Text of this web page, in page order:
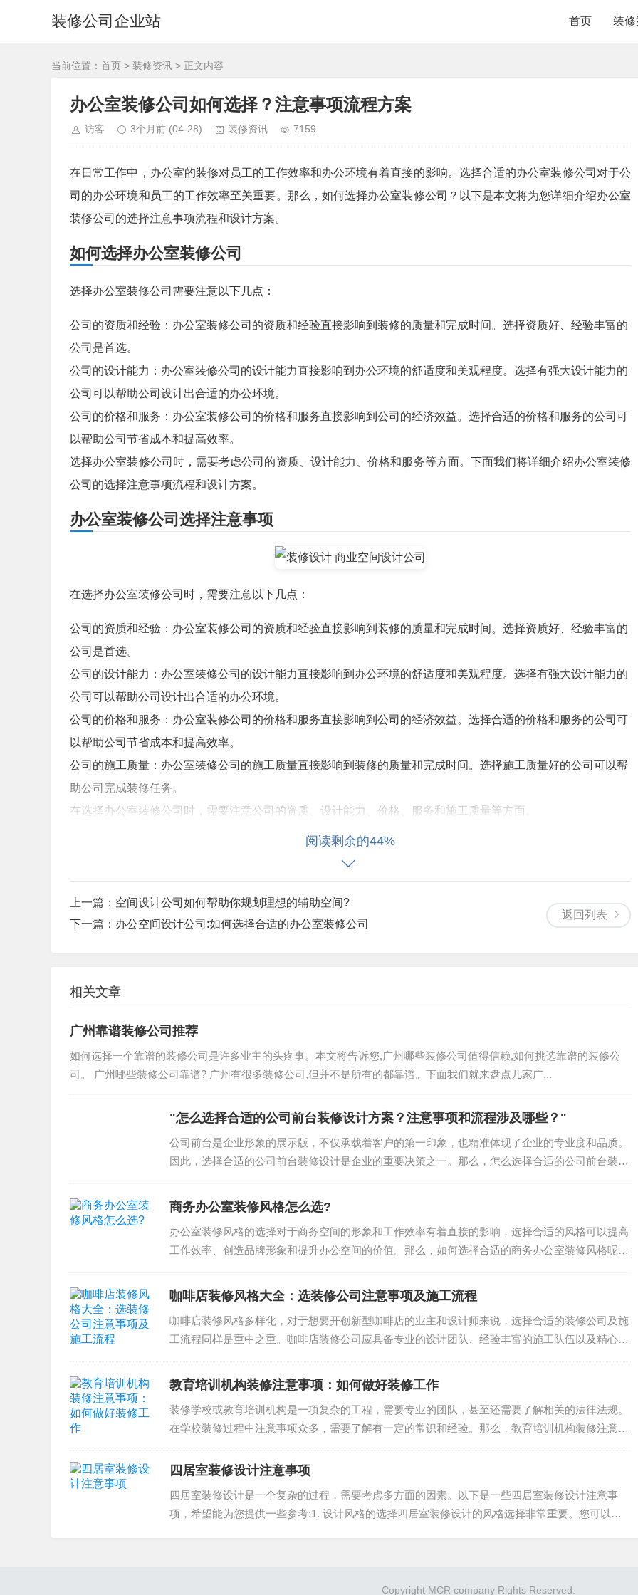
装修公司企业站 首页 装
当前位置： 首页 > 装修资讯 > 正文内容
办公室装修公司如何选择？注意事项流程方案
访客 3个月前 (04-28) 装修资讯 7159
在日常工作中，办公室的装修对员工的工作效率和办公环境有着直接的影响。选择合适的办公室装修公司对于公
司的办公环境和员工的工作效率至关重要。那么，如何选择办公室装修公司？以下是本文将为您详细介绍办公室
装修公司的选择注意事项流程和设计方案。
如何选择办公室装修公司
选择办公室装修公司需要注意以下几点：
公司的资质和经验：办公室装修公司的资质和经验直接影响到装修的质量和完成时间。选择资质好、经验丰富的
公司是首选。
公司的设计能力：办公室装修公司的设计能力直接影响到办公环境的舒适度和美观程度。选择有强大设计能力的
公司可以帮助公司设计出合适的办公环境。
公司的价格和服务：办公室装修公司的价格和服务直接影响到公司的经济效益。选择合适的价格和服务的公司可
以帮助公司节省成本和提高效率。
选择办公室装修公司时，需要考虑公司的资质、设计能力、价格和服务等方面。下面我们将详细介绍办公室装修
公司的选择注意事项流程和设计方案。
办公室装修公司选择注意事项
在选择办公室装修公司时，需要注意以下几点：
公司的资质和经验：办公室装修公司的资质和经验直接影响到装修的质量和完成时间。选择资质好、经验丰富的
公司是首选。
公司的设计能力：办公室装修公司的设计能力直接影响到办公环境的舒适度和美观程度。选择有强大设计能力的
公司可以帮助公司设计出合适的办公环境。
公司的价格和服务：办公室装修公司的价格和服务直接影响到公司的经济效益。选择合适的价格和服务的公司可
以帮助公司节省成本和提高效率。
公司的施工质量：办公室装修公司的施工质量直接影响到装修的质量和完成时间。选择施工质量好的公司可以帮
助公司完成装修任务。
在选择办公室装修公司时，需要注意公司的资质、设计能力、价格、服务和施工质量等方面。
办公室装修公司的流程主要包括以下几个步骤：
客户需求分析：办公室装修公司需要了解客户的需求和预算。
施工实施：办公室装修公司需要根据设计方案实施施工。
验收和交付：办公室装修公司需要完成验收和交付。
办公室装修公司的流程主要包括客户需求分析、设计方案制作、施工准备、施工实施和验收和交付等步骤。
办公室装修公司的设计方案
办公室装修公司的设计方案主要包括以下几个方面：
装修材料：办公室装修公司需要选择合适的装修材料。
灯光设计：办公室装修公司需要根据客户的需求和预算设计合适的灯光设计。
颜色方案：办公室装修公司需要根据客户的需求和预算设计合适的颜色方案。
结论
选择办公室装修公司需要注意公司的资质、设计能力、价格和服务等方面。办公室装修公司的流程主要包括客户
布局、装修材料、灯光设计和颜色方案等方面。希望本文可以帮助您选择合适的办公室装修公司。
如果您有任何问题或疑问，请不要犹豫与我们联系，我们将为您提供专业的帮助和服务。我们期待着与您合作，
阅读剩余的44%
返回列表
上一篇： 空间设计公司如何帮助你规划理想的辅助空间?
下一篇： 办公空间设计公司:如何选择合适的办公室装修公司
相关文章
广州靠谱装修公司推荐
如何选择一个靠谱的装修公司是许多业主的头疼事。本文将告诉您,广州哪些装修公司值得信赖,如何挑选靠谱的装修公
司。 广州哪些装修公司靠谱? 广州有很多装修公司,但并不是所有的都靠谱。下面我们就来盘点几家广...
"怎么选择合适的公司前台装修设计方案？注意事项和流程涉及哪些？"
公司前台是企业形象的展示版，不仅承载着客户的第一印象，也精准体现了企业的专业度和品质。
因此，选择合适的公司前台装修设计是企业的重要决策之一。那么，怎么选择合适的公司前台装修
商务办公室装修风格怎么选?
办公室装修风格的选择对于商务空间的形象和工作效率有着直接的影响，选择合适的风格可以提高
工作效率、创造品牌形象和提升办公空间的价值。那么，如何选择合适的商务办公室装修风格呢？
咖啡店装修风格大全：选装修公司注意事项及施工流程
咖啡店装修风格多样化，对于想要开创新型咖啡店的业主和设计师来说，选择合适的装修公司及施
工流程同样是重中之重。咖啡店装修公司应具备专业的设计团队、经验丰富的施工队伍以及精心的
教育培训机构装修注意事项：如何做好装修工作
装修学校或教育培训机构是一项复杂的工程，需要专业的团队，甚至还需要了解相关的法律法规。
在学校装修过程中注意事项众多，需要了解有一定的常识和经验。那么，教育培训机构装修注意事
四居室装修设计注意事项
四居室装修设计是一个复杂的过程，需要考虑多方面的因素。以下是一些四居室装修设计注意事
项，希望能为您提供一些参考:1. 设计风格的选择四居室装修设计的风格选择非常重要。您可以根
Copyright MCR company Rights Reserved.